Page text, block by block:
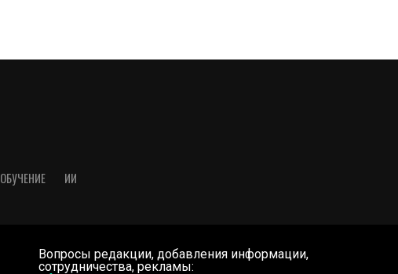
ОБУЧЕНИЕ ИИ
Вопросы редакции, добавления информации,
сотрудничества, рекламы: